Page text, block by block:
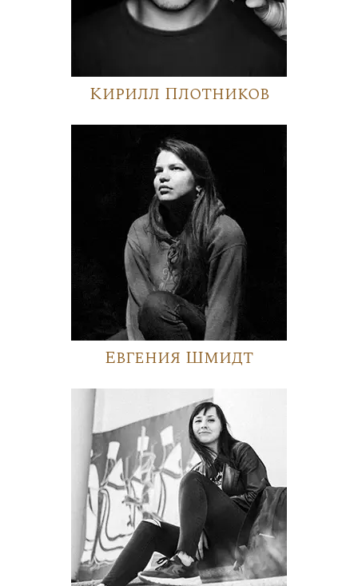
Кирилл Плотников
Евгения Шмидт